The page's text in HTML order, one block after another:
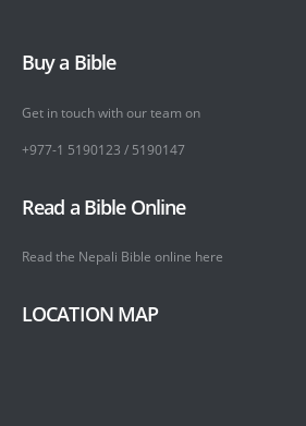
Buy a Bible
Get in touch with our team on
+977-1 5190123 / 5190147
Read a Bible Online
Read the Nepali Bible online here
LOCATION MAP